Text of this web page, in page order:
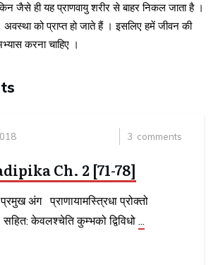
जैसे ही यह प्राणवायु शरीर से बाहर निकल जाता है ।
को प्राप्त हो जाते हैं । इसलिए हमें जीवन की
करना चाहिए ।
3 comments
Ch. 2 [71-78]
अंग प्राणायामस्त्रिधा प्रोक्तो
केवलश्चेति कुम्भको द्विविधो ...